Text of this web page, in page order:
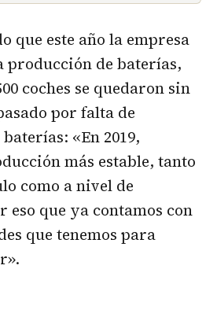
que este año la empresa
producción de baterías,
coches se quedaron sin
por falta de
«En 2019,
más estable, tanto
como a nivel de
eso que ya contamos con
que tenemos para